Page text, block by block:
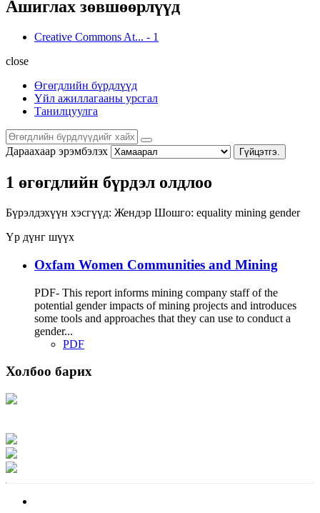
Ашиглах зөвшөөрлүүд
Creative Commons At... - 1
close
Өгөгдлийн бүрдлүүд
Үйл ажиллагааны урсгал
Танилцуулга
Дараахаар эрэмбэлэх Гүйцэтгэ.
1 өгөгдлийн бүрдэл олдлоо
Бүрэлдэхүүн хэсгүүд: Жендэр Шошго: equality mining gender
Үр дүнг шүүх
Oxfam Women Communities and Mining
PDF- This report informs mining company staff of the
potential gender impacts of mining projects and introduces
some tools and approaches that they can use to conduct a
gender...
PDF
Холбоо барих